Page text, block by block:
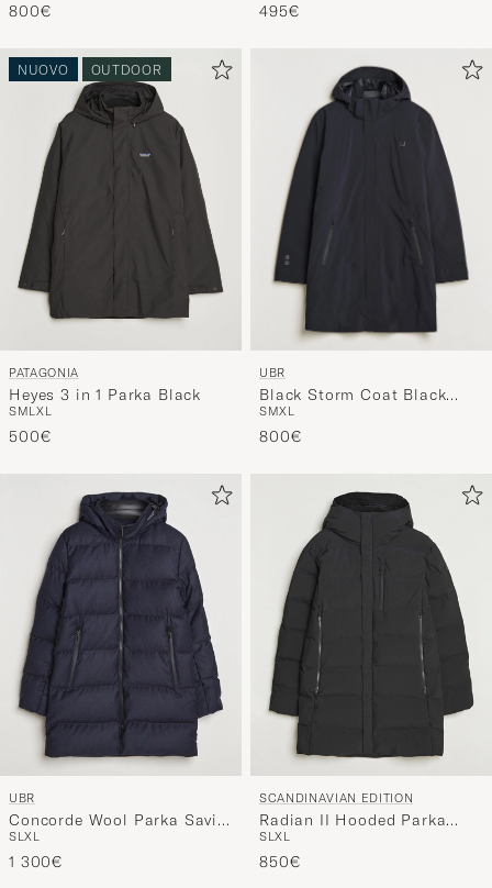
NUOVO OUTDOOR
Heyes 3 in 1 Parka Black
SMLXL
Black Storm Coat Black
Storm
SMXL
Concorde Wool Parka Savile
Dark Navy Melange
SLXL
Radian II Hooded Parka
Onyx
SLXL